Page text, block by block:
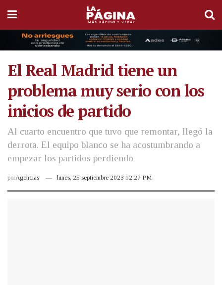
El Real Madrid tiene un
problema muy serio con los
inicios de partido
Al cuarto encuentro que tuvo que remontar, llegó la
derrota. El equipo blanco se ha acostumbrando a
empezar los partidos perdiendo
porAgencias lunes, 25 septiembre 2023 12:27 PM